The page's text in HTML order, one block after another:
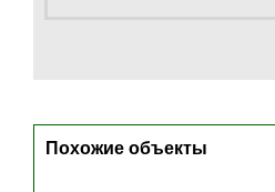
Похожие объекты